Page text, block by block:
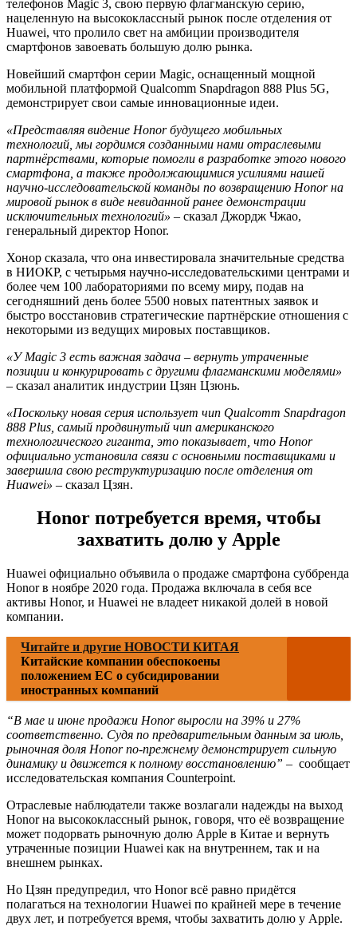
телефонов Magic 3, свою первую флагманскую серию,
нацеленную на высококлассный рынок после отделения от
Huawei, что пролило свет на амбиции производителя
смартфонов завоевать большую долю рынка.
Новейший смартфон серии Magic, оснащенный мощной
мобильной платформой Qualcomm Snapdragon 888 Plus 5G,
демонстрирует свои самые инновационные идеи.
«Представляя видение Honor будущего мобильных
технологий, мы гордимся созданными нами отраслевыми
партнёрствами, которые помогли в разработке этого нового
смартфона, а также продолжающимися усилиями нашей
научно-исследовательской команды по возвращению Honor на
мировой рынок в виде невиданной ранее демонстрации
исключительных технологий» – сказал Джордж Чжао,
генеральный директор Honor.
Хонор сказала, что она инвестировала значительные средства
в НИОКР, с четырьмя научно-исследовательскими центрами и
более чем 100 лабораториями по всему миру, подав на
сегодняшний день более 5500 новых патентных заявок и
быстро восстановив стратегические партнёрские отношения с
некоторыми из ведущих мировых поставщиков.
«У Magic 3 есть важная задача – вернуть утраченные
позиции и конкурировать с другими флагманскими моделями»
– сказал аналитик индустрии Цзян Цзюнь.
«Поскольку новая серия использует чип Qualcomm Snapdragon
888 Plus, самый продвинутый чип американского
технологического гиганта, это показывает, что Honor
официально установила связи с основными поставщиками и
завершила свою реструктуризацию после отделения от
Huawei» – сказал Цзян.
Honor потребуется время, чтобы
захватить долю у Apple
Huawei официально объявила о продаже смартфона суббренда
Honor в ноябре 2020 года. Продажа включала в себя все
активы Honor, и Huawei не владеет никакой долей в новой
компании.
Читайте и другие НОВОСТИ КИТАЯ
Китайские компании обеспокоены
положением ЕС о субсидировании
иностранных компаний
“В мае и июне продажи Honor выросли на 39% и 27%
соответственно. Судя по предварительным данным за июль,
рыночная доля Honor по-прежнему демонстрирует сильную
динамику и движется к полному восстановлению” – сообщает
исследовательская компания Counterpoint.
Отраслевые наблюдатели также возлагали надежды на выход
Honor на высококлассный рынок, говоря, что её возвращение
может подорвать рыночную долю Apple в Китае и вернуть
утраченные позиции Huawei как на внутреннем, так и на
внешнем рынках.
Но Цзян предупредил, что Honor всё равно придётся
полагаться на технологии Huawei по крайней мере в течение
двух лет, и потребуется время, чтобы захватить долю у Apple.